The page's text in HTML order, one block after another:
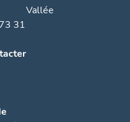
31
Vallée